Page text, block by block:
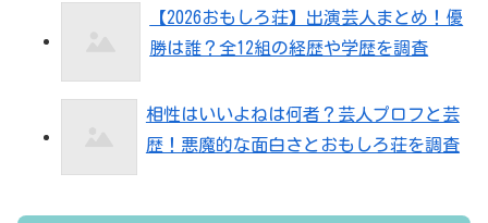
【2026おもしろ荘】出演芸人まとめ！優
勝は誰？全12組の経歴や学歴を調査
相性はいいよねは何者？芸人プロフと芸
歴！悪魔的な面白さとおもしろ荘を調査